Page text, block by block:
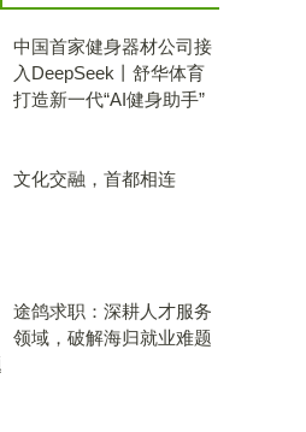
中国首家健身器材公司接
入DeepSeek丨舒华体育
打造新一代“AI健身助手”
文化交融，首都相连
途鸽求职：深耕人才服务
领域，破解海归就业难题